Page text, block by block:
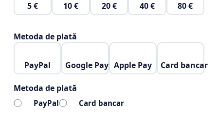
5 €
10 € 20 € 40 € 80 €
Metoda de plată
PayPal Google Pay Apple Pay Card bancar
Metoda de plată
PayPal Card bancar